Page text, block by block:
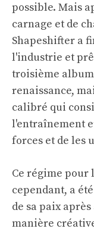
possible. Mais
carnage et de
Shapeshifter a
l'industrie et
troisième album
renaissance,
calibré qui
l'entraînement
forces et de les
Ce régime pour
cependant, a
de sa paix
manière